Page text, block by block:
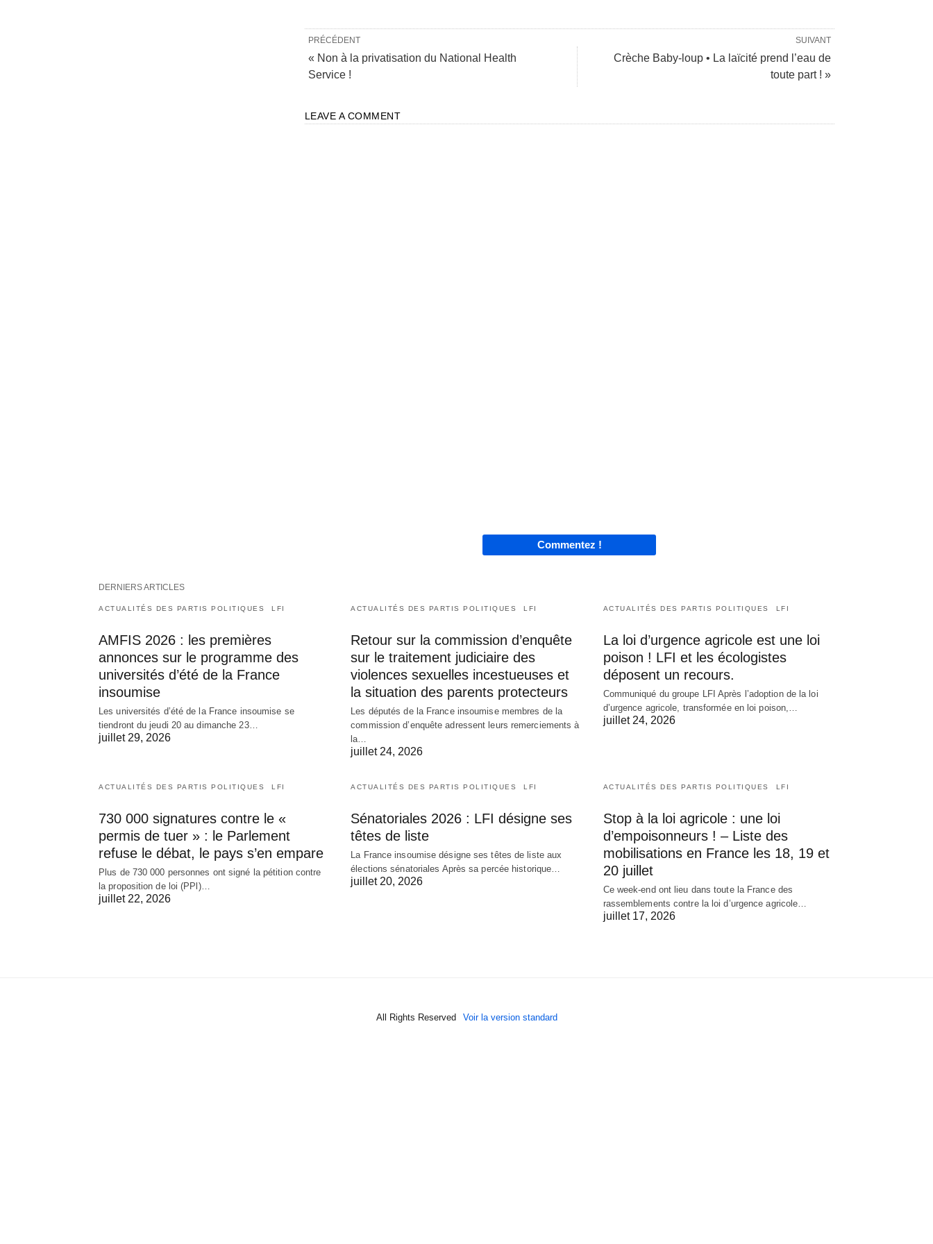
SUIVANT
Crèche Baby-loup • La laïcité prend l’eau de
toute part ! »
PRÉCÉDENT
« Non à la privatisation du National Health
Service !
LEAVE A COMMENT
Commentez !
DERNIERS ARTICLES
ACTUALITÉS DES PARTIS POLITIQUES LFI
AMFIS 2026 : les premières
annonces sur le programme des
universités d’été de la France
insoumise
Les universités d’été de la France insoumise se
tiendront du jeudi 20 au dimanche 23…
juillet 29, 2026
ACTUALITÉS DES PARTIS POLITIQUES LFI
Retour sur la commission d’enquête
sur le traitement judiciaire des
violences sexuelles incestueuses et
la situation des parents protecteurs
Les députés de la France insoumise membres de la
commission d’enquête adressent leurs remerciements à
la…
juillet 24, 2026
ACTUALITÉS DES PARTIS POLITIQUES LFI
La loi d’urgence agricole est une loi
poison ! LFI et les écologistes
déposent un recours.
Communiqué du groupe LFI Après l’adoption de la loi
d’urgence agricole, transformée en loi poison,…
juillet 24, 2026
ACTUALITÉS DES PARTIS POLITIQUES LFI
730 000 signatures contre le «
permis de tuer » : le Parlement
refuse le débat, le pays s’en empare
Plus de 730 000 personnes ont signé la pétition contre
la proposition de loi (PPl)…
juillet 22, 2026
ACTUALITÉS DES PARTIS POLITIQUES LFI
Sénatoriales 2026 : LFI désigne ses
têtes de liste
La France insoumise désigne ses têtes de liste aux
élections sénatoriales Après sa percée historique…
juillet 20, 2026
ACTUALITÉS DES PARTIS POLITIQUES LFI
Stop à la loi agricole : une loi
d’empoisonneurs ! – Liste des
mobilisations en France les 18, 19 et
20 juillet
Ce week-end ont lieu dans toute la France des
rassemblements contre la loi d’urgence agricole…
juillet 17, 2026
All Rights Reserved Voir la version standard